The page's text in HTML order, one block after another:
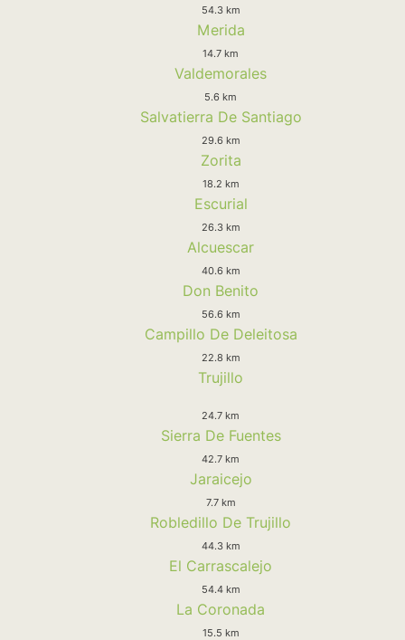
54.3 km
Merida
14.7 km
Valdemorales
5.6 km
Salvatierra De Santiago
29.6 km
Zorita
18.2 km
Escurial
26.3 km
Alcuescar
40.6 km
Don Benito
56.6 km
Campillo De Deleitosa
22.8 km
Trujillo
24.7 km
Sierra De Fuentes
42.7 km
Jaraicejo
7.7 km
Robledillo De Trujillo
44.3 km
El Carrascalejo
54.4 km
La Coronada
15.5 km